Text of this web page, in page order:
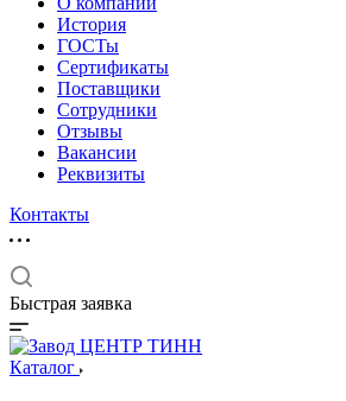
История
ГОСТы
Сертификаты
Поставщики
Сотрудники
Отзывы
Вакансии
Реквизиты
Контакты
Быстрая заявка
Каталог